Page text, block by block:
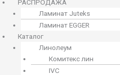
РАСПРОДАЖА
Ламинат Juteks
Ламинат EGGER
Каталог
Линолеум
Комитекс лин
IVC